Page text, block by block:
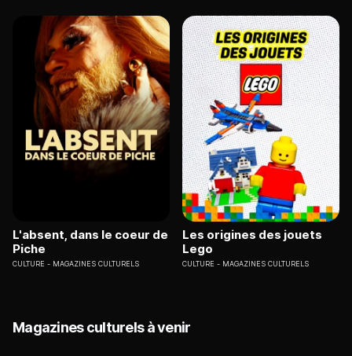
L'absent, dans le coeur de
Piche
CULTURE MAGAZINES CULTURELS
Les origines des jouets
Lego
CULTURE MAGAZINES CULTURELS
Magazines culturels à venir